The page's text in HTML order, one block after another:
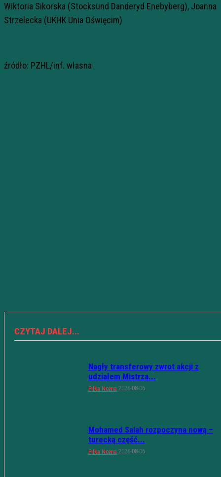
Wiktoria Sikorska (Stocksund Danderyd Enebyberg), Joanna
Strzelecka (UKHK Unia Oświęcim)
źródło: PZHL/inf. własna
CZYTAJ DALEJ...
Nagły transferowy zwrot akcji z
udziałem Mistrza...
Piłka Nożna 2026-08-06
Mohamed Salah rozpoczyna nową –
turecką część...
Piłka Nożna 2026-08-06